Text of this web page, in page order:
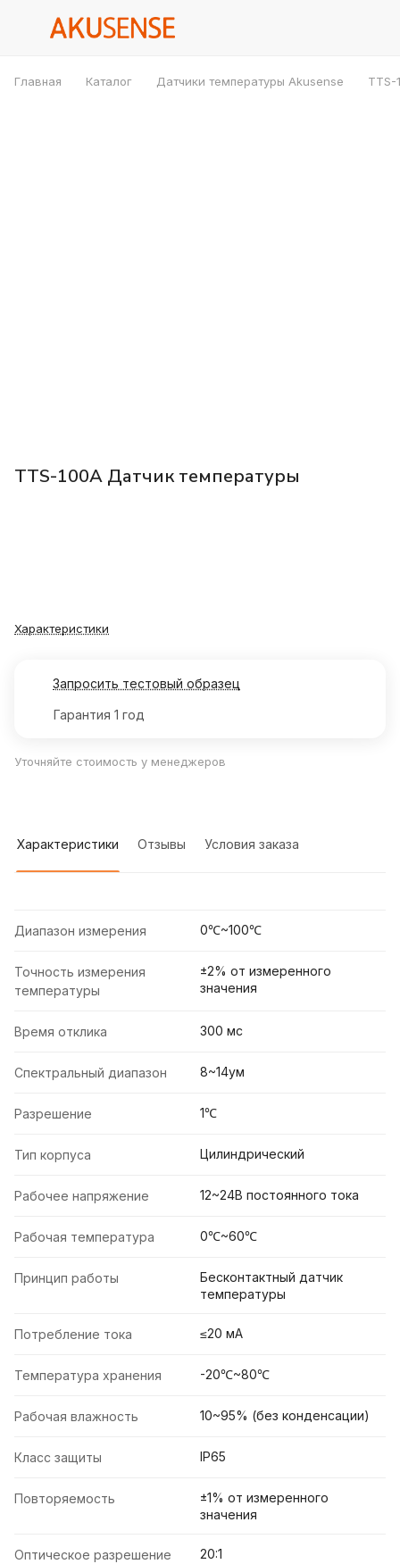
Главная Каталог Датчики температуры Akusense TTS-
TTS-100A Датчик температуры
Характеристики
Запросить тестовый образец
Гарантия 1 год
Уточняйте стоимость у менеджеров
Характеристики Отзывы Условия заказа
Диапазон измерения 0℃~100℃
Точность измерения
температуры
±2% от измеренного
значения
Время отклика 300 мс
Спектральный диапазон 8~14ум
Разрешение 1℃
Тип корпуса Цилиндрический
Рабочее напряжение 12~24В постоянного тока
Рабочая температура 0℃~60℃
Принцип работы
Бесконтактный датчик
температуры
Потребление тока ≤20 мА
Температура хранения -20℃~80℃
Рабочая влажность 10~95% (без конденсации)
Класс защиты IP65
Повторяемость
±1% от измеренного
значения
Оптическое разрешение 20:1